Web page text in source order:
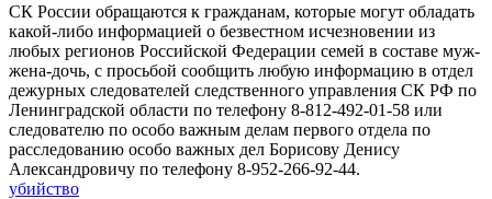
СК России обращаются к гражданам, которые могут обладать
какой-либо информацией о безвестном исчезновении из
любых регионов Российской Федерации семей в составе муж-
жена-дочь, с просьбой сообщить любую информацию в отдел
дежурных следователей следственного управления СК РФ по
Ленинградской области по телефону 8-812-492-01-58 или
следователю по особо важным делам первого отдела по
расследованию особо важных дел Борисову Денису
Александровичу по телефону 8-952-266-92-44.
убийство